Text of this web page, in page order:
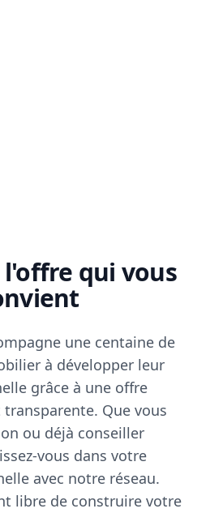
l'offre qui vous
une centaine de
à développer leur
grâce à une offre
Que vous
ou déjà conseiller
vous dans votre
avec notre réseau.
libre de construire votre